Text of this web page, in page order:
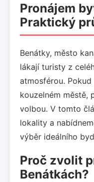
Pronájem
Praktický
Benátky, město
lákají turisty z
atmosférou.
kouzelném městě,
volbou. V tomto
lokality a
výběr ideálního
Proč zvolit
Benátkách?